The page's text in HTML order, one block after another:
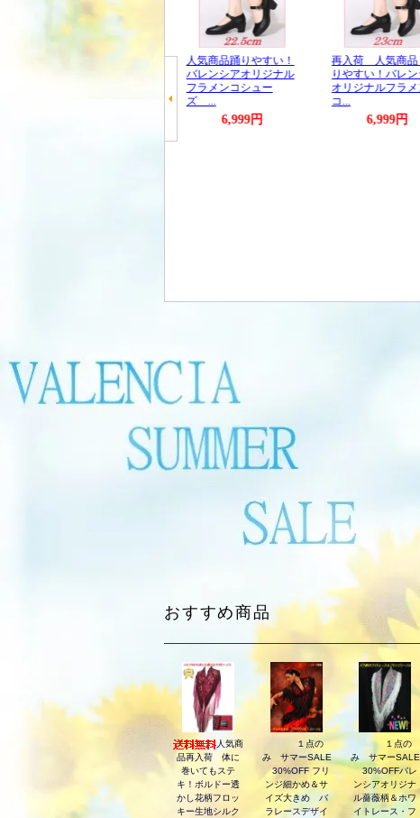
おすすめ商品
人気商
品再入荷 体に
巻いてもステ
キ！ボルドー透
かし花柄フロッ
キー生地シルク
１点の
み サマーSALE
30%OFF フリ
ンジ細かめ＆サ
イズ大きめ バ
ラレースデザイ
１点の
み サマーSALE
30%OFFバレ
ンシアオリジナ
ル薔薇柄＆ホワ
イトレース・フ